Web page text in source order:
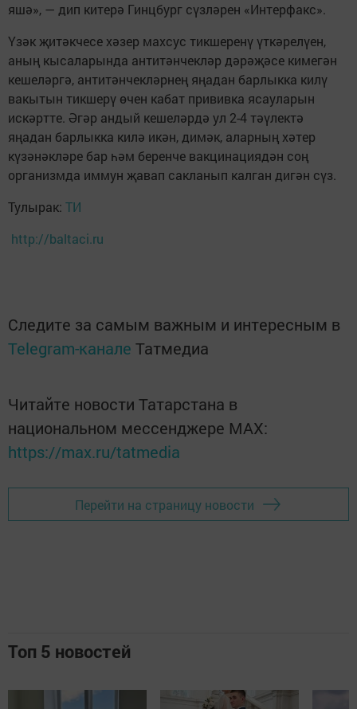
яшә», — дип китерә Гинцбург сүзләрен «Интерфакс».
Үзәк җитәкчесе хәзер махсус тикшеренү үткәрелүен,
аның кысаларында антитәнчекләр дәрәҗәсе кимегән
кешеләргә, антитәнчекләрнең яңадан барлыкка килү
вакытын тикшерү өчен кабат прививка ясауларын
искәртте. Әгәр андый кешеләрдә ул 2-4 тәүлектә
яңадан барлыкка килә икән, димәк, аларның хәтер
күзәнәкләре бар һәм беренче вакцинациядән соң
организмда иммун җавап сакланып калган дигән сүз.
Тулырак: ТИ
http://baltaci.ru
Следите за самым важным и интересным в
Telegram-канале Татмедиа
Читайте новости Татарстана в
национальном мессенджере MАХ:
https://max.ru/tatmedia
Перейти на страницу новости
Топ 5 новостей